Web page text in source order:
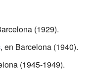
(1929).
, en Barcelona (1940).
(1945-1949).